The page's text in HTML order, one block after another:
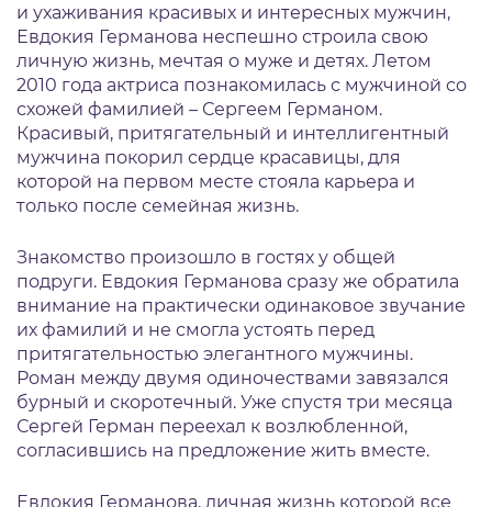
и ухаживания красивых и интересных мужчин,
Евдокия Германова неспешно строила свою
личную жизнь, мечтая о муже и детях. Летом
2010 года актриса познакомилась с мужчиной со
схожей фамилией – Сергеем Германом.
Красивый, притягательный и интеллигентный
мужчина покорил сердце красавицы, для
которой на первом месте стояла карьера и
только после семейная жизнь.
Знакомство произошло в гостях у общей
подруги. Евдокия Германова сразу же обратила
внимание на практически одинаковое звучание
их фамилий и не смогла устоять перед
притягательностью элегантного мужчины.
Роман между двумя одиночествами завязался
бурный и скоротечный. Уже спустя три месяца
Сергей Герман переехал к возлюбленной,
согласившись на предложение жить вместе.
Евдокия Германова, личная жизнь которой все